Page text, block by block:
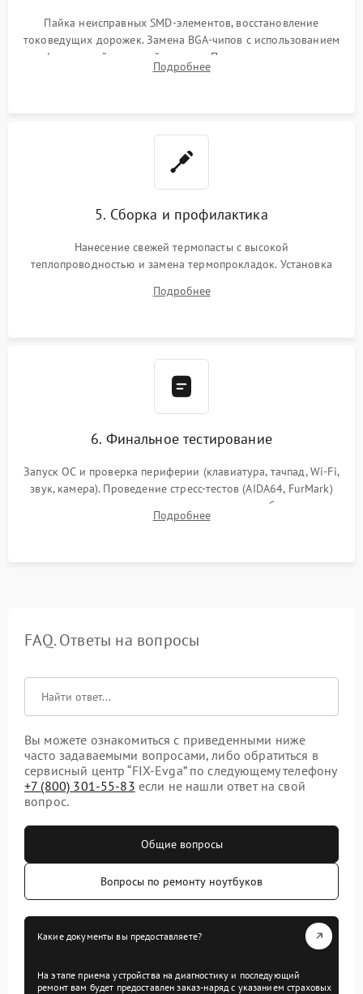
Пайка неисправных SMD-элементов, восстановление
токоведущих дорожек. Замена BGA-чипов с использованием
инфракрасной паяльной станции. Прошивка микросхемы
BIOS или замена поврежденных портов USB
Подробнее
5. Сборка и профилактика
Нанесение свежей термопасты с высокой
теплопроводностью и замена термопрокладок. Установка
шлейфов, модулей памяти и накопителей. Предварительная
Подробнее
6. Финальное тестирование
Запуск ОС и проверка периферии (клавиатура, тачпад, Wi-Fi,
звук, камера). Проведение стресс-тестов (AIDA64, FurMark)
для контроля температурного режима и стабильности
системы под пиковой нагрузкой.
Подробнее
FAQ. Ответы на вопросы
Вы можете ознакомиться с приведенными ниже
часто задаваемыми вопросами, либо обратиться в
сервисный центр “FIX-Evga” по следующему телефону
+7 (800) 301-55-83 если не нашли ответ на свой
вопрос.
Общие вопросы
Вопросы по ремонту ноутбуков
Какие документы вы предоставляете?
На этапе приема устройства на диагностику и последующий
ремонт вам будет предоставлен заказ-наряд с указанием страховых